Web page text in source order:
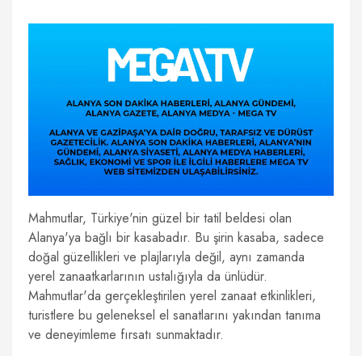
Mahmutlar, Türkiye'nin güzel bir tatil beldesi olan
Alanya'ya bağlı bir kasabadır. Bu şirin kasaba, sadece
doğal güzellikleri ve plajlarıyla değil, aynı zamanda
yerel zanaatkarlarının ustalığıyla da ünlüdür.
Mahmutlar'da gerçekleştirilen yerel zanaat etkinlikleri,
turistlere bu geleneksel el sanatlarını yakından tanıma
ve deneyimleme fırsatı sunmaktadır.